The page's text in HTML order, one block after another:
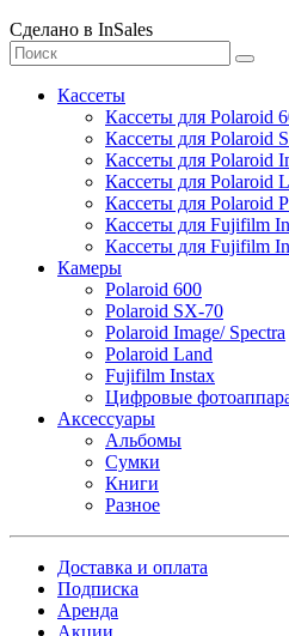
Сделано в InSales
Кассеты
Кассеты для Polaroid
Кассеты для Polaroid
Кассеты для Polaroid
Кассеты для Polaroid
Кассеты для Polaroid
Кассеты для Fujifilm
Кассеты для Fujifilm
Камеры
Polaroid 600
Polaroid SX-70
Polaroid Image/ Spectra
Polaroid Land
Fujifilm Instax
Цифровые
Аксессуары
Альбомы
Сумки
Книги
Разное
Доставка и оплата
Подписка
Аренда
Акции